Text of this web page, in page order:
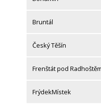
Bruntál
Český Těšín
Frenštát pod
FrýdekMístek